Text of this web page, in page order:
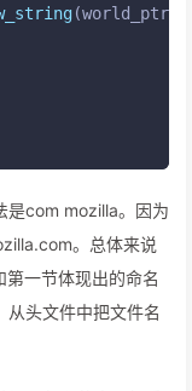
(world_ptr.
是com mozilla。因为
。总体来说
第一节体现出的命名
头文件中把文件名